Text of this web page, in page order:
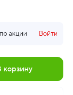
акции Войти
корзину